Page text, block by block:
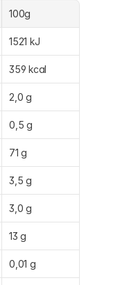
100g
1521 kJ
359 kcal
2,0 g
0,5 g
71 g
3,5 g
3,0 g
13 g
0,01 g